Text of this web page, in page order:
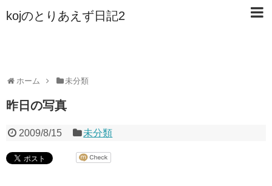
kojのとりあえず日記2
ホーム 未分類
昨日の写真
2009/8/15 未分類